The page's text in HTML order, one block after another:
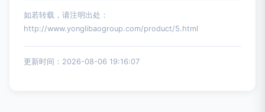
如若转载，请注明出处：
http://www.yonglibaogroup.com/product/5.html
更新时间：2026-08-06 19:16:07